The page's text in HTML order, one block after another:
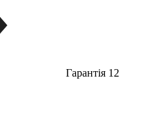
Гарантія 12